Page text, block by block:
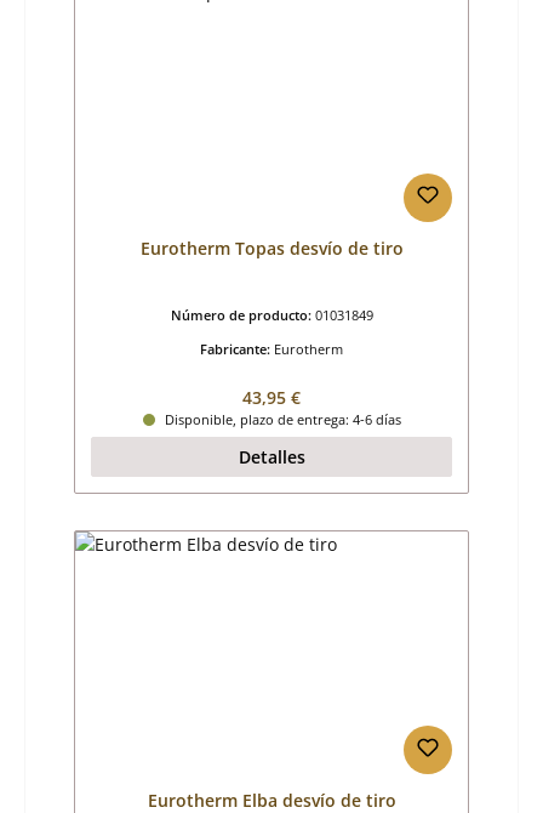
Eurotherm Topas desvío de tiro
Número de producto: 01031849
Fabricante: Eurotherm
Precio normal:
43,95 €
Disponible, plazo de entrega: 4-6 días
Detalles
Eurotherm Elba desvío de tiro